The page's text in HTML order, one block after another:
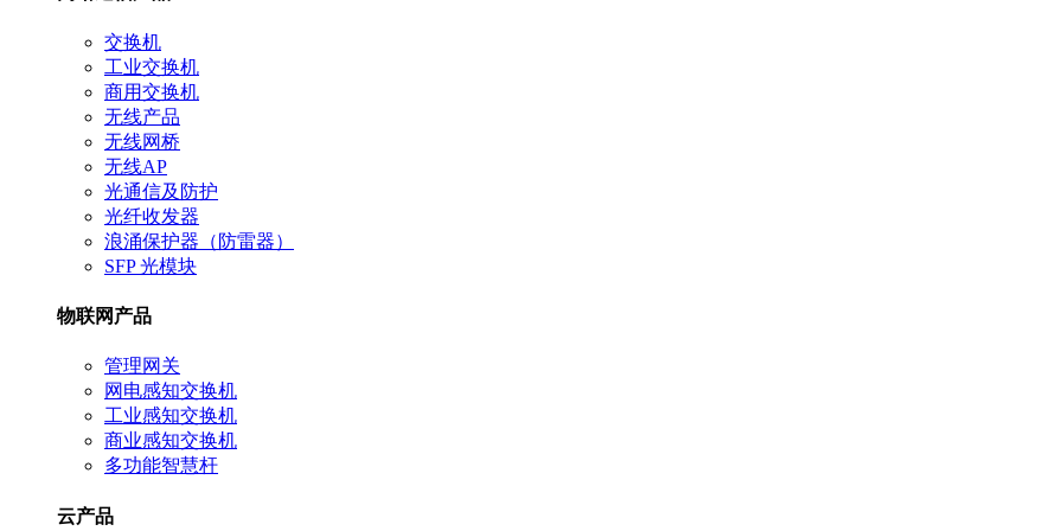
交换机
工业交换机
商用交换机
无线产品
无线网桥
无线AP
光通信及防护
光纤收发器
浪涌保护器（防雷器）
SFP 光模块
物联网产品
管理网关
网电感知交换机
工业感知交换机
商业感知交换机
多功能智慧杆
云产品